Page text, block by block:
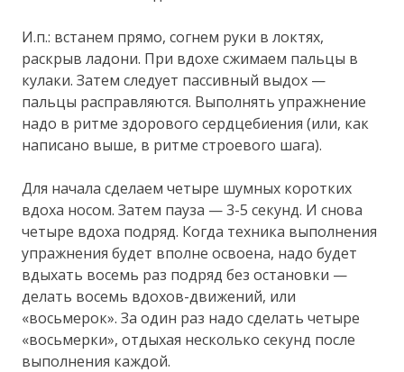
И.п.: встанем прямо, согнем руки в локтях,
раскрыв ладони. При вдохе сжимаем пальцы в
кулаки. Затем следует пассивный выдох —
пальцы расправляются. Выполнять упражнение
надо в ритме здорового сердцебиения (или, как
написано выше, в ритме строевого шага).
Для начала сделаем четыре шумных коротких
вдоха носом. Затем пауза — 3-5 секунд. И снова
четыре вдоха подряд. Когда техника выполнения
упражнения будет вполне освоена, надо будет
вдыхать восемь раз подряд без остановки —
делать восемь вдохов-движений, или
«восьмерок». За один раз надо сделать четыре
«восьмерки», отдыхая несколько секунд после
выполнения каждой.